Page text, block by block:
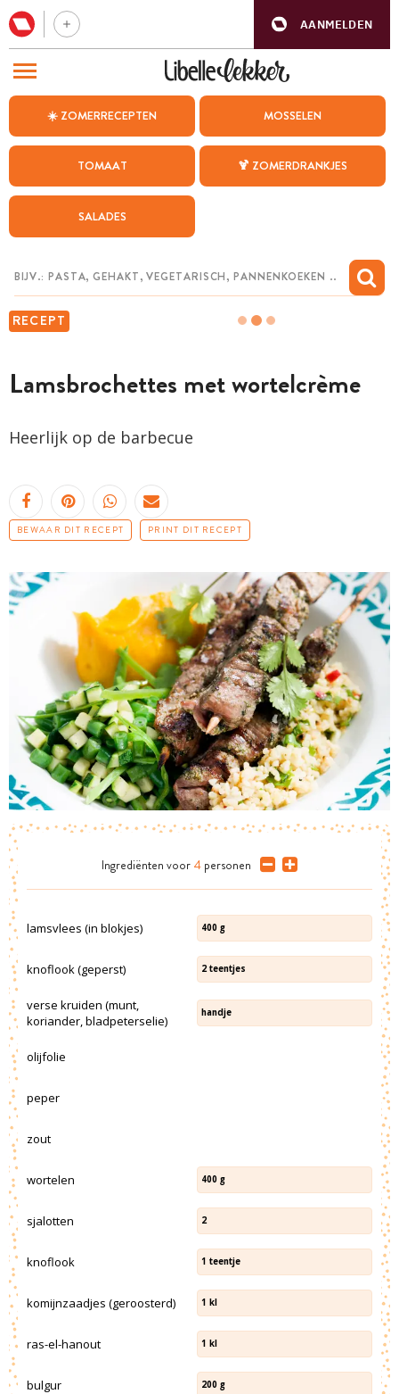
AANMELDEN
☀️ ZOMERRECEPTEN MOSSELEN
TOMAAT 🍹 ZOMERDRANKJES
SALADES
RECEPT
Lamsbrochettes met wortelcrème
Heerlijk op de barbecue
BEWAAR DIT RECEPT PRINT DIT RECEPT
Ingrediënten voor 4 personen
lamsvlees (in blokjes) 400 g
knoflook (geperst) 2 teentjes
verse kruiden (munt,
koriander, bladpeterselie)
handje
olijfolie
peper
zout
wortelen 400 g
sjalotten 2
knoflook 1 teentje
komijnzaadjes (geroosterd) 1 kl
ras-el-hanout 1 kl
bulgur 200 g
BEZOEK ONZE ANDERE WEBSITES
WEEKMENU
CHAT MET MAIA
MIJN BEWAARDE RECEPTEN